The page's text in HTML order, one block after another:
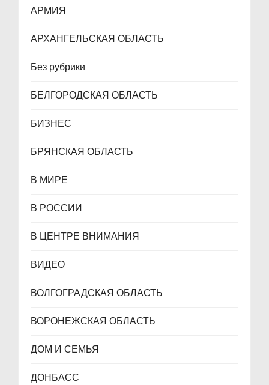
АРМИЯ
АРХАНГЕЛЬСКАЯ ОБЛАСТЬ
Без рубрики
БЕЛГОРОДСКАЯ ОБЛАСТЬ
БИЗНЕС
БРЯНСКАЯ ОБЛАСТЬ
В МИРЕ
В РОССИИ
В ЦЕНТРЕ ВНИМАНИЯ
ВИДЕО
ВОЛГОГРАДСКАЯ ОБЛАСТЬ
ВОРОНЕЖСКАЯ ОБЛАСТЬ
ДОМ И СЕМЬЯ
ДОНБАСС